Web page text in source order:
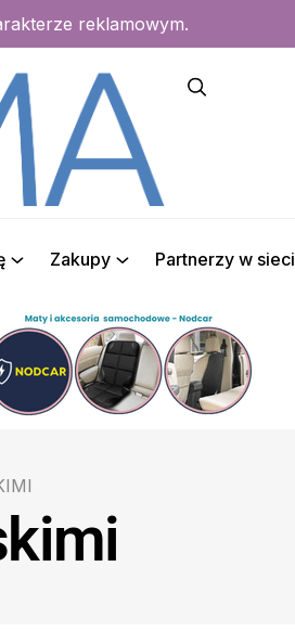
reklamowym.
Zakupy Partnerzy w sieci